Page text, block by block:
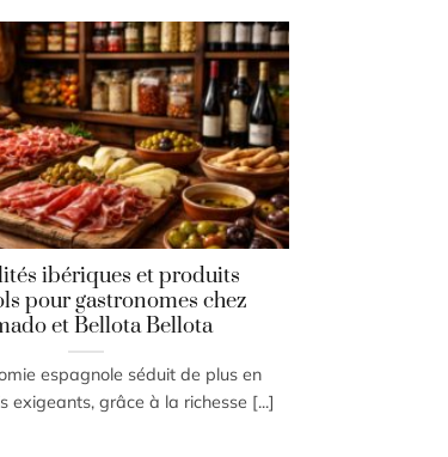
ibériques et produits
pour gastronomes chez
et Bellota Bellota
espagnole séduit de plus en
exigeants, grâce à la richesse [...]